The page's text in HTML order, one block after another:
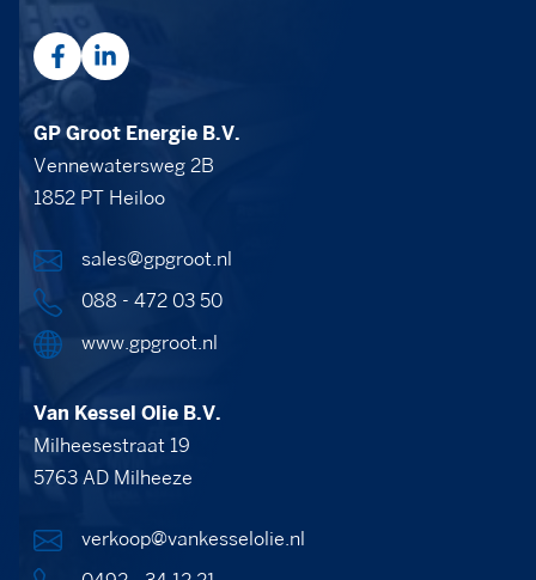
GP Groot Energie B.V.
Vennewatersweg 2B
1852 PT Heiloo
sales@gpgroot.nl
088 - 472 03 50
www.gpgroot.nl
Van Kessel Olie B.V.
Milheesestraat 19
5763 AD Milheeze
verkoop@vankesselolie.nl